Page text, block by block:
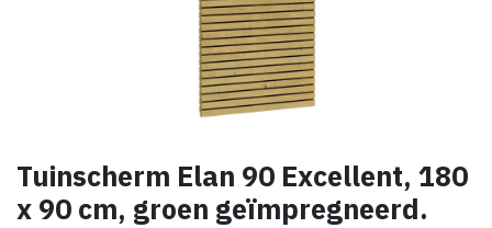
Tuinscherm Elan 90 Excellent, 180
x 90 cm, groen geïmpregneerd.